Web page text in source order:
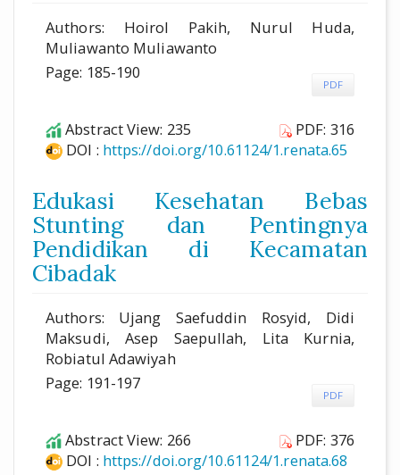
Authors: Hoirol Pakih, Nurul Huda,
Muliawanto Muliawanto
Page: 185-190
PDF
Abstract View: 235
PDF: 316
DOI : https://doi.org/10.61124/1.renata.65
Edukasi Kesehatan Bebas
Stunting dan Pentingnya
Pendidikan di Kecamatan
Cibadak
Authors: Ujang Saefuddin Rosyid, Didi
Maksudi, Asep Saepullah, Lita Kurnia,
Robiatul Adawiyah
Page: 191-197
PDF
Abstract View: 266
PDF: 376
DOI : https://doi.org/10.61124/1.renata.68